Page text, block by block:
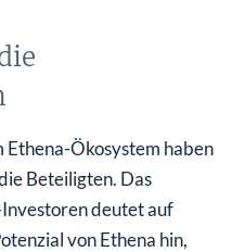
Ethena-Ökosystem haben
Beteiligten. Das
deutet auf
von Ethena hin,